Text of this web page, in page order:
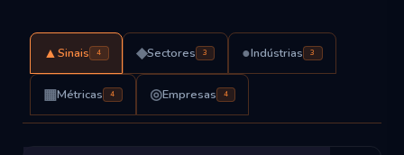
▲Sinais 4 ◆Sectores 3 ●Indústrias 3
▦Métricas 4 ◎Empresas 4